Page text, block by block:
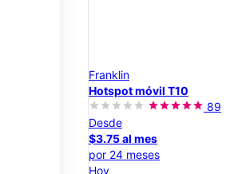
Franklin
Hotspot móvil T10
89
Desde
$3.75 al mes
por 24 meses
Hoy